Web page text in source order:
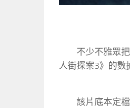
不少不雅眾把
人街探案3》的數
該片底本定檔